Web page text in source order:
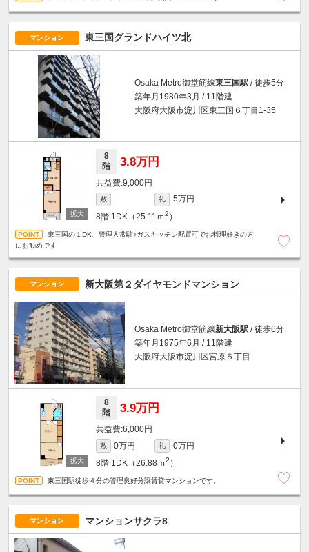
マンション 東三国グランドハイツ北
Osaka Metro御堂筋線東三国駅 / 徒歩5分
築年月1980年3月 / 11階建
大阪府大阪市淀川区東三国６丁目1-35
8
階
3.8万円
9,000円
敷 礼
5万円
8階 1DK（25.11ｍ2 ）
東三国の１DK、管理人常駐♪ガスキッチン配置可でお料理好きの方
にお勧めです
マンション 新大阪第２ダイヤモンドマンション
Osaka Metro御堂筋線新大阪駅 / 徒歩6分
築年月1975年6月 / 11階建
大阪府大阪市淀川区宮原５丁目
8
階
3.9万円
6,000円
敷 0万円 礼
0万円
8階 1DK（26.88ｍ2 ）
東三国駅徒歩４分の管理良好分譲賃貸マンションです。
マンション マンションサクラ8